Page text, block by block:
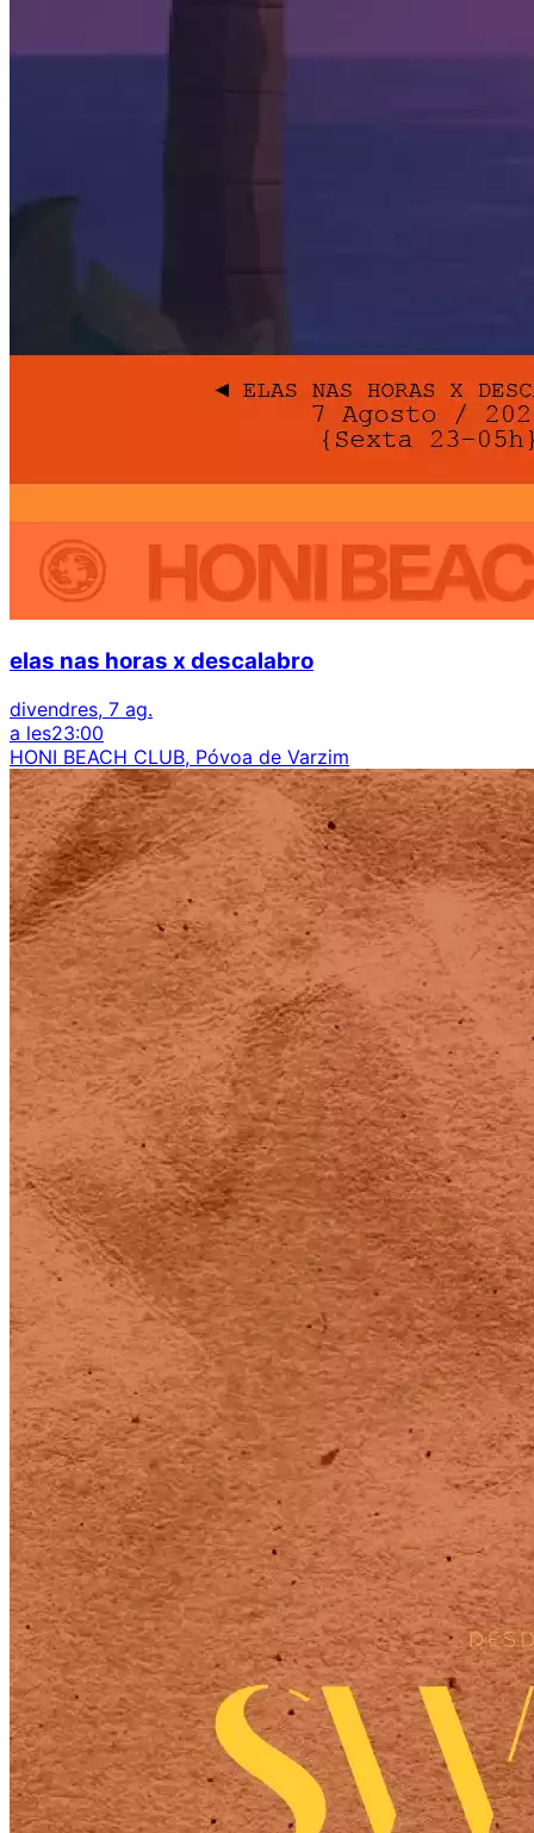
elas nas horas x descalabro
divendres, 7 ag.
a les23:00
HONI BEACH CLUB, Póvoa de Varzim